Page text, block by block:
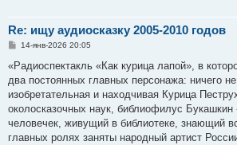
Re: ищу аудиосказку 2005-2010 годов
С
о
щ
е
и
е
14-янв-2026 20:05
«Радиоспектакль «Как курица лапой», в
два постоянных главных персонажа: ничего
изобретательная и находчивая Курица
околосказочных наук, библиофилус Букашкин
человечек, живущий в библиотеке, знающий
главных ролях заняты народный артист